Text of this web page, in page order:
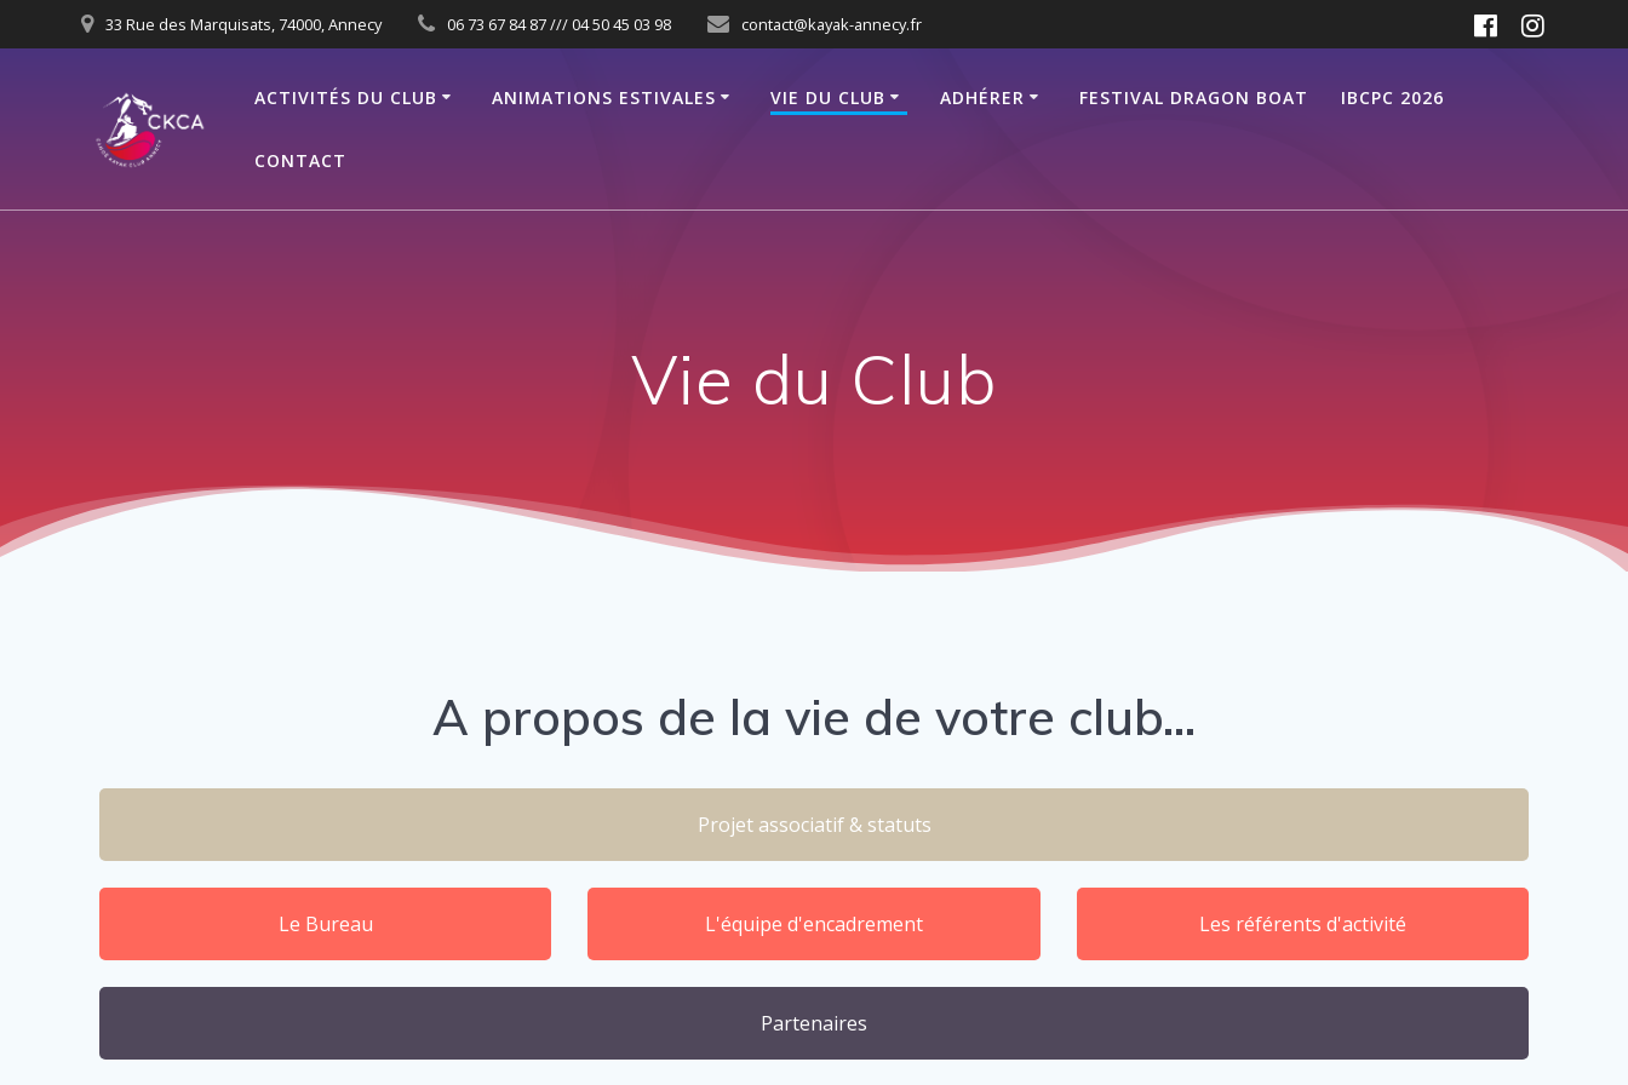
au
33 Rue des Marquisats, 74000, Annecy 06 73 67 84 87 /// 04 50 45 03 98 contact@kayak-annecy.fr
ACTIVITÉS DU CLUB ANIMATIONS ESTIVALES VIE DU CLUB ADHÉRER FESTIVAL DRAGON BOAT IBCPC 2026
CONTACT
Vie du Club
A propos de la vie de votre club…
Projet associatif & statuts
Le Bureau L'équipe d'encadrement Les référents d'activité
Partenaires